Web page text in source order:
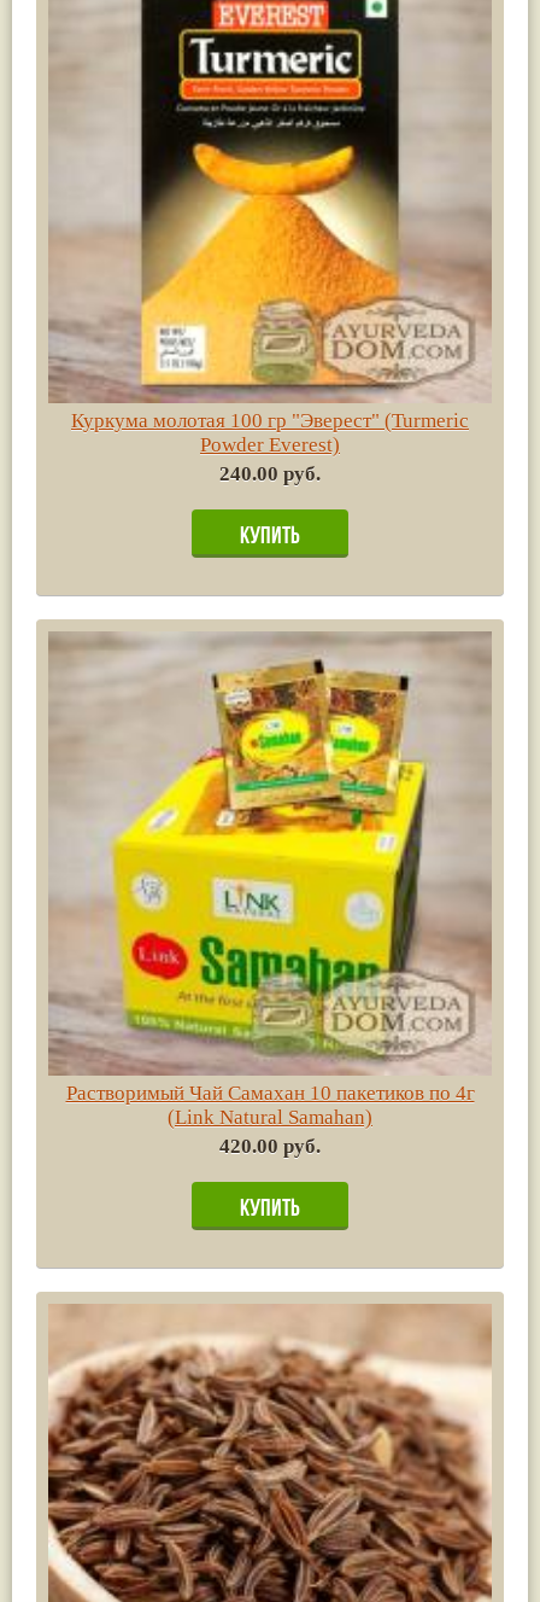
Куркума молотая 100 гр "Эверест" (Turmeric
Powder Everest)
240.00 руб.
Растворимый Чай Самахан 10 пакетиков по 4г
(Link Natural Samahan)
420.00 руб.